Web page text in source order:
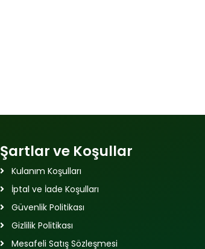
Şartlar ve Koşullar
Kulanım Koşulları
İptal ve İade Koşulları
Güvenlik Politikası
Gizlilik Politikası
Mesafeli Satış Sözleşmesi